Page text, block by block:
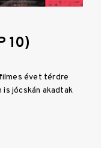
10)
évet térdre
jócskán akadtak